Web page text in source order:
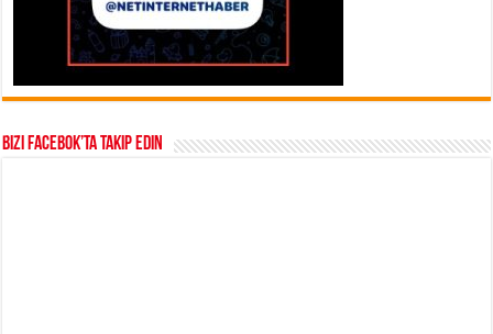
Bizi Facebok’ta takip edin